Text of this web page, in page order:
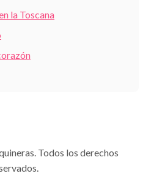
la Toscana
Todos los derechos